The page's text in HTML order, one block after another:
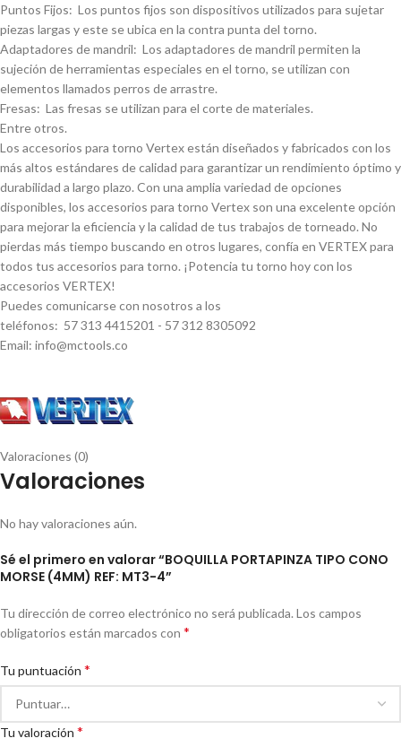
Puntos Fijos: Los puntos fijos son dispositivos utilizados para sujetar
piezas largas y este se ubica en la contra punta del torno.
Adaptadores de mandril: Los adaptadores de mandril permiten la
sujeción de herramientas especiales en el torno, se utilizan con
elementos llamados perros de arrastre.
Fresas: Las fresas se utilizan para el corte de materiales.
Entre otros.
Los accesorios para torno Vertex están diseñados y fabricados con los
más altos estándares de calidad para garantizar un rendimiento óptimo y
durabilidad a largo plazo. Con una amplia variedad de opciones
disponibles, los accesorios para torno Vertex son una excelente opción
para mejorar la eficiencia y la calidad de tus trabajos de torneado. No
pierdas más tiempo buscando en otros lugares, confí­a en VERTEX para
todos tus accesorios para torno. ¡Potencia tu torno hoy con los
accesorios VERTEX!
Puedes comunicarse con nosotros a los
teléfonos: 57 313 4415201 - 57 312 8305092
Email: info@mctools.co
Valoraciones (0)
Valoraciones
No hay valoraciones aún.
Sé el primero en valorar “BOQUILLA PORTAPINZA TIPO CONO
MORSE (4MM) REF: MT3-4”
Tu dirección de correo electrónico no será publicada. Los campos
obligatorios están marcados con *
Tu puntuación *
Tu valoración *